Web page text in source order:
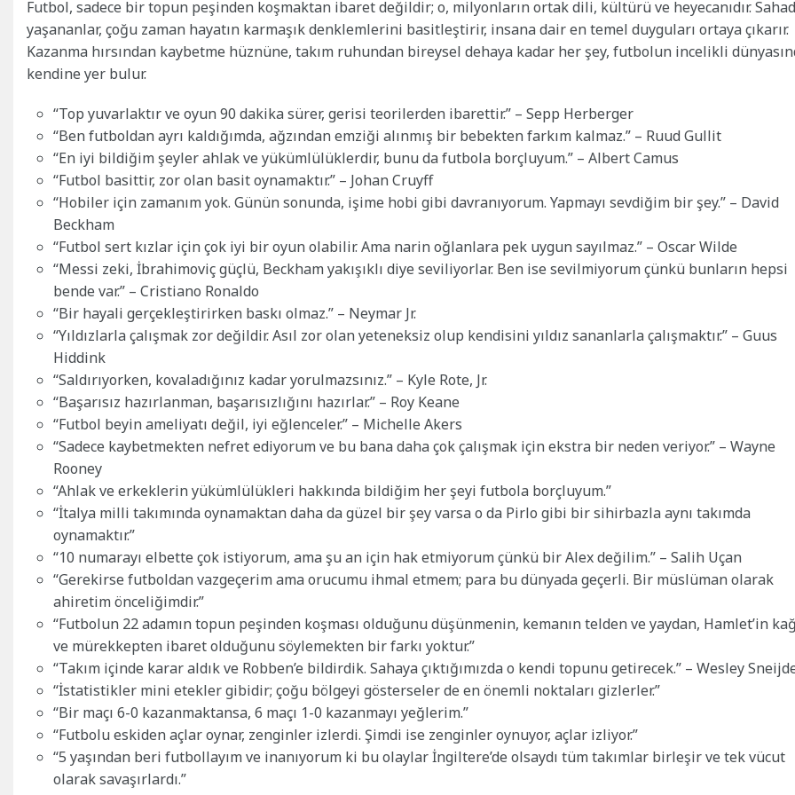
Futbol, sadece bir topun peşinden koşmaktan ibaret değildir; o, milyonların ortak dili, kültürü ve heyecanıdır.
yaşananlar, çoğu zaman hayatın karmaşık denklemlerini basitleştirir, insana dair en temel duyguları ortaya çıkarır.
Kazanma hırsından kaybetme hüznüne, takım ruhundan bireysel dehaya kadar her şey, futbolun incelikli
kendine yer bulur.
“Top yuvarlaktır ve oyun 90 dakika sürer, gerisi teorilerden ibarettir.” – Sepp Herberger
“Ben futboldan ayrı kaldığımda, ağzından emziği alınmış bir bebekten farkım kalmaz.” – Ruud Gullit
“En iyi bildiğim şeyler ahlak ve yükümlülüklerdir, bunu da futbola borçluyum.” – Albert Camus
“Futbol basittir, zor olan basit oynamaktır.” – Johan Cruyff
“Hobiler için zamanım yok. Günün sonunda, işime hobi gibi davranıyorum. Yapmayı sevdiğim bir şey.” – David
Beckham
“Futbol sert kızlar için çok iyi bir oyun olabilir. Ama narin oğlanlara pek uygun sayılmaz.” – Oscar Wilde
“Messi zeki, İbrahimoviç güçlü, Beckham yakışıklı diye seviliyorlar. Ben ise sevilmiyorum çünkü bunların hepsi
bende var.” – Cristiano Ronaldo
“Bir hayali gerçekleştirirken baskı olmaz.” – Neymar Jr.
“Yıldızlarla çalışmak zor değildir. Asıl zor olan yeteneksiz olup kendisini yıldız sananlarla çalışmaktır.” – Guus
Hiddink
“Saldırıyorken, kovaladığınız kadar yorulmazsınız.” – Kyle Rote, Jr.
“Başarısız hazırlanman, başarısızlığını hazırlar.” – Roy Keane
“Futbol beyin ameliyatı değil, iyi eğlenceler.” – Michelle Akers
“Sadece kaybetmekten nefret ediyorum ve bu bana daha çok çalışmak için ekstra bir neden veriyor.” – Wayne
Rooney
“Ahlak ve erkeklerin yükümlülükleri hakkında bildiğim her şeyi futbola borçluyum.”
“İtalya milli takımında oynamaktan daha da güzel bir şey varsa o da Pirlo gibi bir sihirbazla aynı takımda
oynamaktır.”
“10 numarayı elbette çok istiyorum, ama şu an için hak etmiyorum çünkü bir Alex değilim.” – Salih Uçan
“Gerekirse futboldan vazgeçerim ama orucumu ihmal etmem; para bu dünyada geçerli. Bir müslüman olarak
ahiretim önceliğimdir.”
“Futbolun 22 adamın topun peşinden koşması olduğunu düşünmenin, kemanın telden ve yaydan, Hamlet’in
ve mürekkepten ibaret olduğunu söylemekten bir farkı yoktur.”
“Takım içinde karar aldık ve Robben’e bildirdik. Sahaya çıktığımızda o kendi topunu getirecek.” – Wesley
“İstatistikler mini etekler gibidir; çoğu bölgeyi gösterseler de en önemli noktaları gizlerler.”
“Bir maçı 6-0 kazanmaktansa, 6 maçı 1-0 kazanmayı yeğlerim.”
“Futbolu eskiden açlar oynar, zenginler izlerdi. Şimdi ise zenginler oynuyor, açlar izliyor.”
“5 yaşından beri futbollayım ve inanıyorum ki bu olaylar İngiltere’de olsaydı tüm takımlar birleşir ve tek vücut
olarak savaşırlardı.”